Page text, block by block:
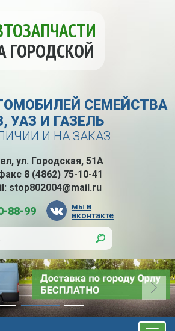
ГОРОДСКОЙ
СЕМЕЙСТВА
УАЗ И ГАЗЕЛЬ
И НА ЗАКАЗ
ул. Городская, 51А
8 (4862) 75-10-41
stop802004@mail.ru
88-99
мы в
вконтакте